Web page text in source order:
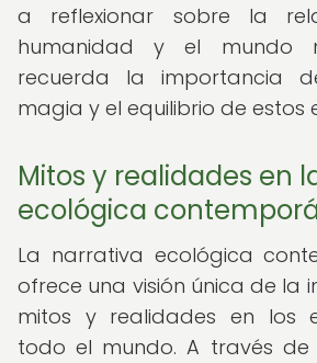
a reflexionar sobre la
humanidad y el mundo
recuerda la importancia
magia y el equilibrio de estos
Mitos y realidades en
ecológica
La narrativa ecológica
ofrece una visión única de la
mitos y realidades en los
todo el mundo. A través de